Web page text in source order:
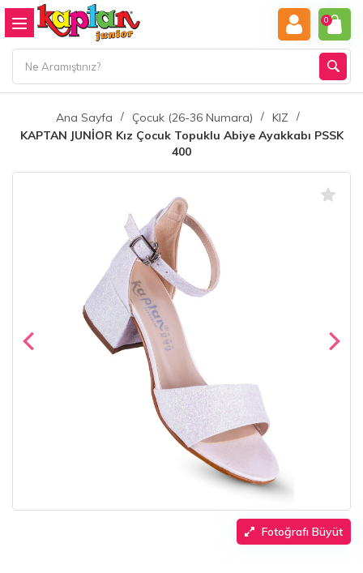
0
Ana Sayfa Çocuk (26-36 Numara)
KIZ
KAPTAN JUNİOR Kız Çocuk Topuklu Abiye Ayakkabı PSSK
400
Fotoğrafı Büyüt